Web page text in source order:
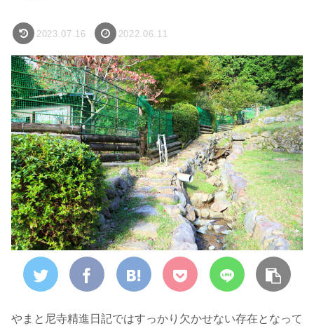
2023.07.16 2022.06.11
やまと尼寺精進日記ではすっかり欠かせない存在となって